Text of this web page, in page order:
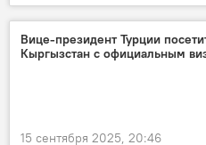
Спецоперация России по защите
Россия
Украина
МИД
препятствие
Вице-президент Турции
Кыргызстан с официальным
15 сентября 2025, 20:46